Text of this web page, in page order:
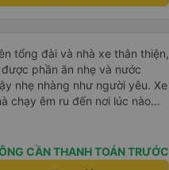
tổng đài và nhà xe thân thiện,
phần ăn nhẹ và nước
nhẹ nhàng như người yêu. Xe
chạy êm ru đến nơi lúc nào
meals and drinks. When the
us up as they were waking
CẦN THANH TOÁN TRƯỚC